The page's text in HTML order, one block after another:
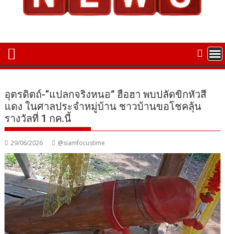
อุตรดิตถ์-“แปลกจริงหนอ” ฮือฮา พบปลัดขิกหัวสี
แดง ในศาลประจำหมู่บ้าน ชาวบ้านขอโชคลุ้น
รางวัลที่ 1 กค.นี้
29/06/2026 @siamfocustime